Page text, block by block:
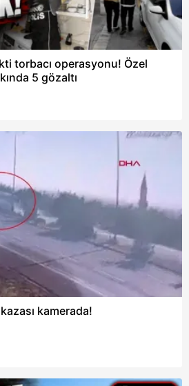
torbacı operasyonu! Özel
5 gözaltı
kamerada!